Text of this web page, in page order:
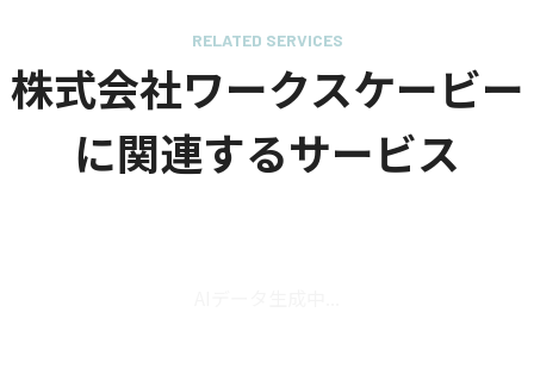
RELATED SERVICES
株式会社ワークスケービー
に関連するサービス